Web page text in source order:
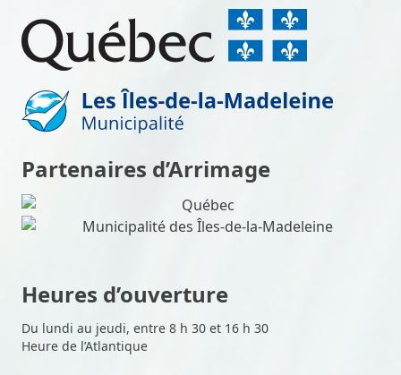
Partenaires d’Arrimage
Heures d’ouverture
Du lundi au jeudi, entre 8 h 30 et 16 h 30
Heure de l’Atlantique